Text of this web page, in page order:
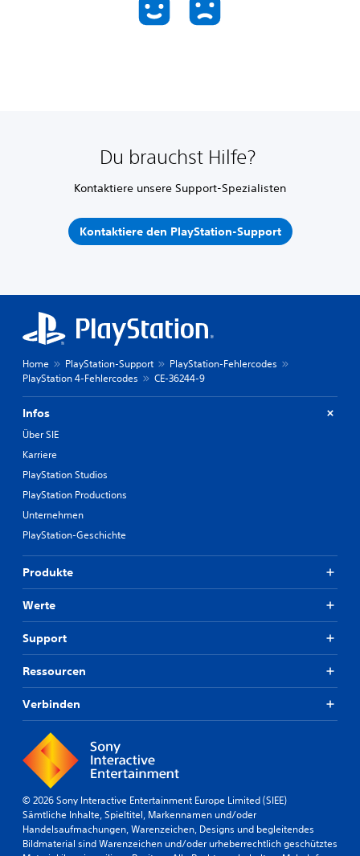
Du brauchst Hilfe?
Kontaktiere unsere Support-Spezialisten
Kontaktiere den PlayStation-Support
Home PlayStation-Support
PlayStation-Fehlercodes
PlayStation 4-Fehlercodes
CE-36244-9
Infos
Über SIE
Karriere
PlayStation Studios
PlayStation Productions
Unternehmen
PlayStation-Geschichte
Produkte
Werte
Support
Ressourcen
Verbinden
© 2026 Sony Interactive Entertainment Europe Limited (SIEE)
Sämtliche Inhalte, Spieltitel, Markennamen und/oder
Handelsaufmachungen, Warenzeichen, Designs und begleitendes
Bildmaterial sind Warenzeichen und/oder urheberrechtlich geschütztes